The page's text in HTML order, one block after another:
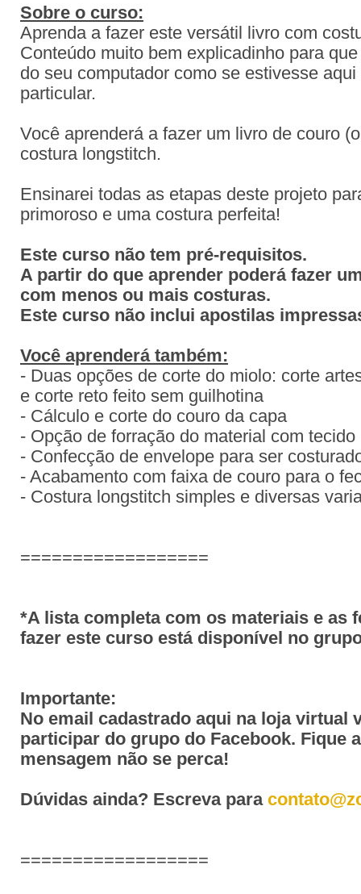
Sobre o curso:
Aprenda a fazer este versátil livro com
Conteúdo muito bem explicadinho para
do seu computador como se estivesse
particular.
Você aprenderá a fazer um livro de couro
costura longstitch.
Ensinarei todas as etapas deste projeto
primoroso e uma costura perfeita!
Este curso não tem pré-requisitos.
A partir do que aprender poderá fazer
com menos ou mais costuras.
Este curso não inclui apostilas
Você aprenderá também:
- Duas opções de corte do miolo: corte
e corte reto feito sem guilhotina
- Cálculo e corte do couro da capa
- Opção de forração do material com tecido
- Confecção de envelope para ser
- Acabamento com faixa de couro para o
- Costura longstitch simples e diversas
==================
*A lista completa com os materiais e as
fazer este curso está disponível no
Importante:
No email cadastrado aqui na loja virtual
participar do grupo do Facebook. Fique
mensagem não se perca!
Dúvidas ainda? Escreva para
==================